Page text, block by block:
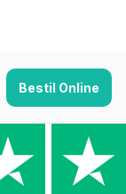
Bestil Online